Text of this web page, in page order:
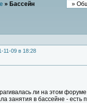
» Бассейн
11-09 в 18:28
ли на этом
занятия в бассейне - есть